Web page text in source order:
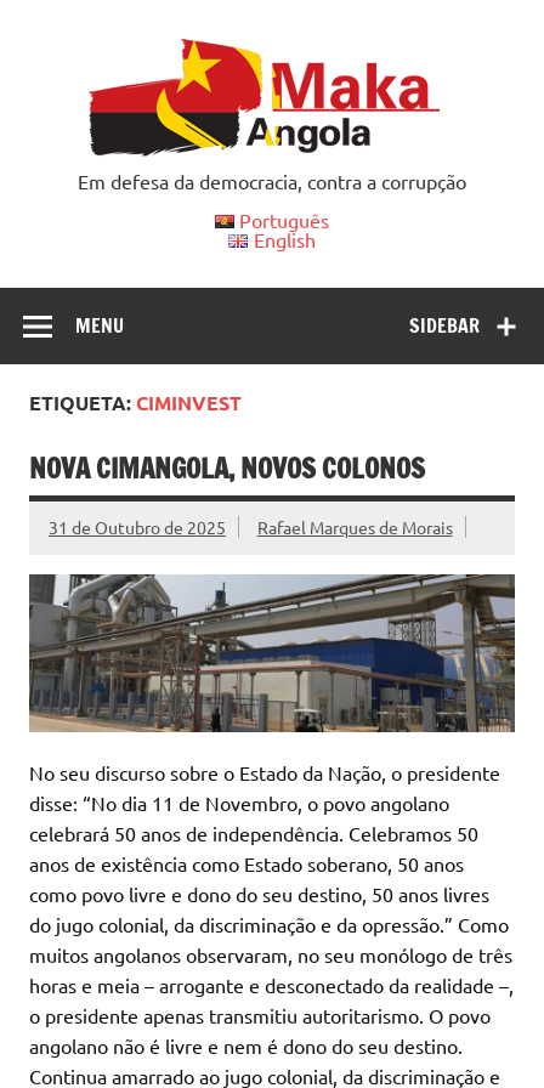
Em defesa da democracia, contra a corrupção
Português
English
SIDEBAR
MENU
ETIQUETA:CIMINVEST
NOVA CIMANGOLA, NOVOS COLONOS
31 de Outubro de 2025 Rafael Marques de Morais
No seu discurso sobre o Estado da Nação, o presidente
disse: “No dia 11 de Novembro, o povo angolano
celebrará 50 anos de independência. Celebramos 50
anos de existência como Estado soberano, 50 anos
como povo livre e dono do seu destino, 50 anos livres
do jugo colonial, da discriminação e da opressão.” Como
muitos angolanos observaram, no seu monólogo de três
horas e meia – arrogante e desconectado da realidade –,
o presidente apenas transmitiu autoritarismo. O povo
angolano não é livre e nem é dono do seu destino.
Continua amarrado ao jugo colonial, da discriminação e